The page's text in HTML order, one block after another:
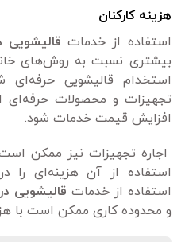
هزینه کارکنان
استفاده از خدمات قالیشویی
بیشتری نسبت به روش‌های
استخدام قالیشویی حرفه‌ای
تجهیزات و محصولات
افزایش قیمت خدمات شود.
اجاره تجهیزات نیز ممکن
استفاده از آن هزینه‌ای را
استفاده از خدمات قالیشویی
و محدوده کاری ممکن است با